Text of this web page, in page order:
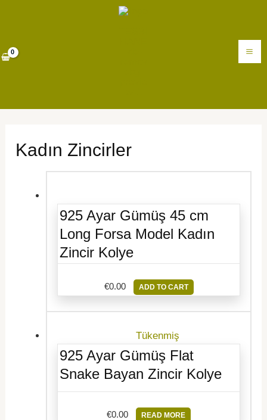
Kadın Zincirler
925 Ayar Gümüş 45 cm
Long Forsa Model Kadın
Zincir Kolye
€0.00 ADD TO CART
Tükenmiş
925 Ayar Gümüş Flat
Snake Bayan Zincir Kolye
€0.00 READ MORE